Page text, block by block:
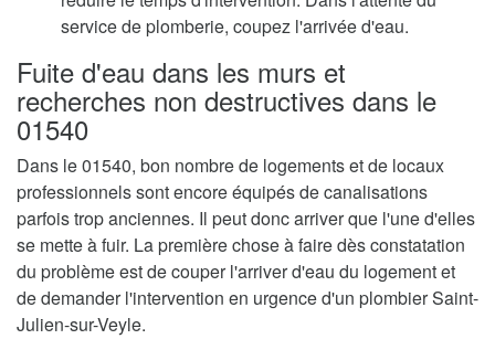
service de plomberie, coupez l'arrivée d'eau.
Fuite d'eau dans les murs et
recherches non destructives dans le
01540
Dans le 01540, bon nombre de logements et de locaux
professionnels sont encore équipés de canalisations
parfois trop anciennes. Il peut donc arriver que l'une d'elles
se mette à fuir. La première chose à faire dès constatation
du problème est de couper l'arriver d'eau du logement et
de demander l'intervention en urgence d'un plombier Saint-
Julien-sur-Veyle.